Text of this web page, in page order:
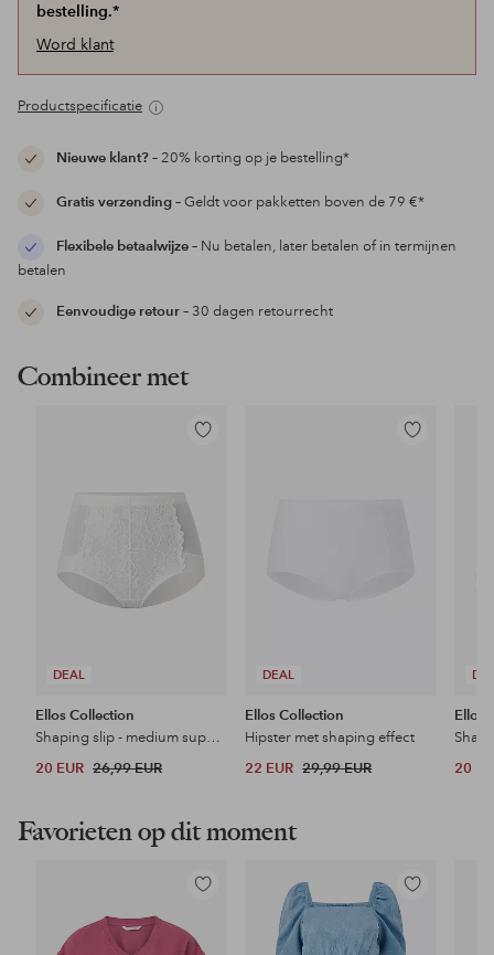
bestelling.*
Word klant
Productspecificatie
Nieuwe klant?– 20% korting op je bestelling*
Gratis verzending– Geldt voor pakketten boven de 79 €*
Flexibele betaalwijze– Nu betalen, later betalen of in termijnen
betalen
Eenvoudige retour– 30 dagen retourrecht
Combineer met
DEAL
Toevoegen
Ellos Collection
Shaping slip - medium support
20 EUR 26,99 EUR
DEAL
Toevoegen
Ellos Collection
Hipster met shaping effect
22 EUR 29,99 EUR
Ellos
20
Favorieten op dit moment
Toevoegen
favorieten
Toevoegen
aan
favorieten